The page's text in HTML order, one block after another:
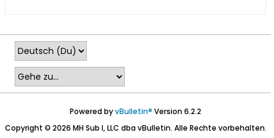
Powered byvBulletin® Version 6.2.2
Copyright © 2026 MH Sub I, LLC dba vBulletin. Alle Rechte vorbehalten.